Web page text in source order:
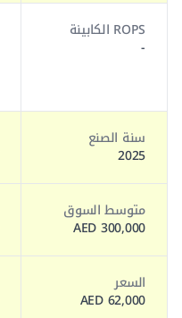
ROPS الكابينة
-
سنة الصنع
2025
متوسط السوق
300,000 AED
السعر
62,000 AED